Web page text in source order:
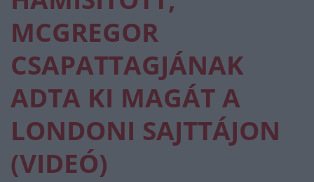
MCGREGOR
CSAPATTAGJÁNAK
ADTA KI MAGÁT A
LONDONI SAJTTÁJON
(VIDEÓ)